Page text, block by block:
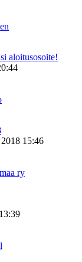
aloitusosoite!
15:46
ry